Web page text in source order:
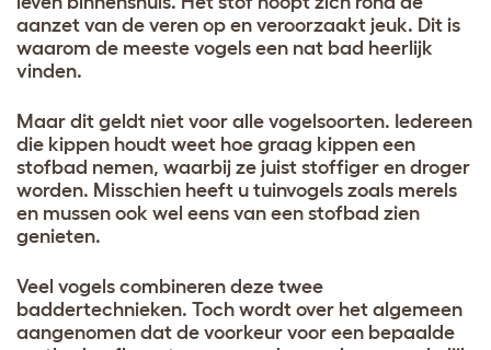
aanzet van de veren op en veroorzaakt jeuk. Dit is
waarom de meeste vogels een nat bad heerlijk
vinden.
Maar dit geldt niet voor alle vogelsoorten. Iedereen
die kippen houdt weet hoe graag kippen een
stofbad nemen, waarbij ze juist stoffiger en droger
worden. Misschien heeft u tuinvogels zoals merels
en mussen ook wel eens van een stofbad zien
genieten.
Veel vogels combineren deze twee
baddertechnieken. Toch wordt over het algemeen
aangenomen dat de voorkeur voor een bepaalde